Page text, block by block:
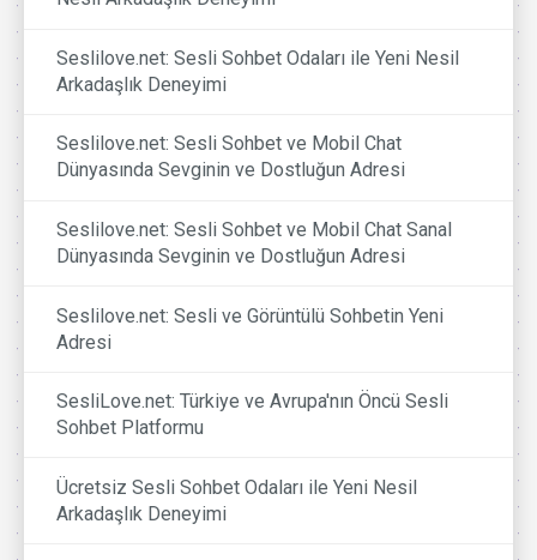
Seslilove.net: Sesli Sohbet Odaları ile Yeni Nesil
Arkadaşlık Deneyimi
Seslilove.net: Sesli Sohbet ve Mobil Chat
Dünyasında Sevginin ve Dostluğun Adresi
Seslilove.net: Sesli Sohbet ve Mobil Chat Sanal
Dünyasında Sevginin ve Dostluğun Adresi
Seslilove.net: Sesli ve Görüntülü Sohbetin Yeni
Adresi
SesliLove.net: Türkiye ve Avrupa'nın Öncü Sesli
Sohbet Platformu
Ücretsiz Sesli Sohbet Odaları ile Yeni Nesil
Arkadaşlık Deneyimi